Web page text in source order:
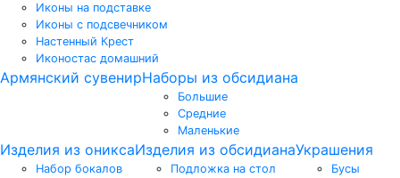
Иконы на подставке
Иконы с подсвечником
Настенный Крест
Иконостас домашний
Армянский сувенирНаборы из обсидиана
Большие
Средние
Маленькие
Изделия из оникса
Набор бокалов
Изделия из обсидиана
Подложка на стол
Украшения
Бусы